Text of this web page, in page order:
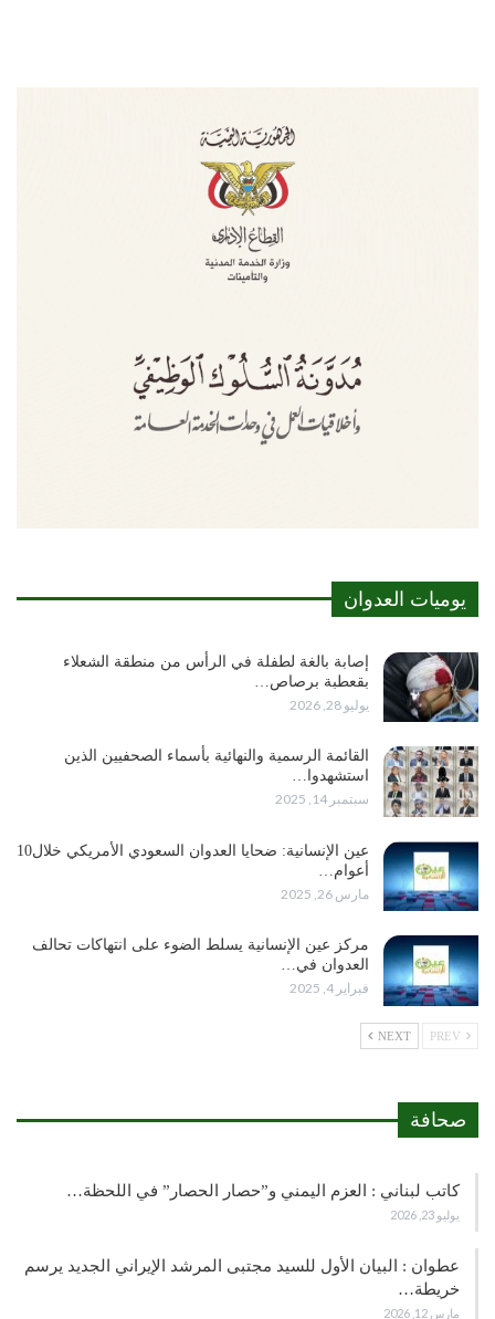
يوميات العدوان
إصابة بالغة لطفلة في الرأس من منطقة الشعلاء
بقعطبة برصاص…
يوليو 28, 2026
القائمة الرسمية والنهائية بأسماء الصحفيين الذين
استشهدوا…
سبتمبر 14, 2025
عين الإنسانية: ضحايا العدوان السعودي الأمريكي خلال10
أعوام…
مارس 26, 2025
مركز عين الإنسانية يسلط الضوء على انتهاكات تحالف
العدوان في…
فبراير 4, 2025
NEXT
صحافة
كاتب لبناني : العزم اليمني و”حصار الحصار” في اللحظة…
يوليو 23, 2026
عطوان : البيان الأول للسيد مجتبى المرشد الإيراني الجديد يرسم
خريطة…
مارس 12, 2026